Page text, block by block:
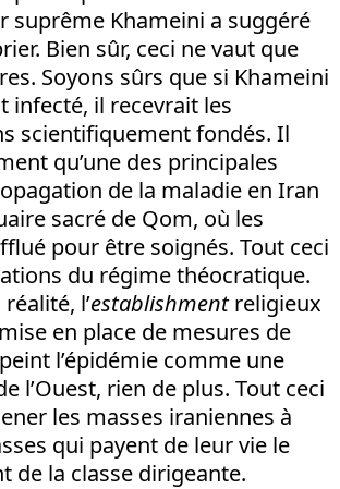
suprême Khameini a suggéré
Bien sûr, ceci ne vaut que
Soyons sûrs que si Khameini
infecté, il recevrait les
scientifiquement fondés. Il
qu’une des principales
de la maladie en Iran
sacré de Qom, où les
pour être soignés. Tout ceci
du régime théocratique.
l’establishmentreligieux
en place de mesures de
l’épidémie comme une
l’Ouest, rien de plus. Tout ceci
les masses iraniennes à
qui payent de leur vie le
de la classe dirigeante.